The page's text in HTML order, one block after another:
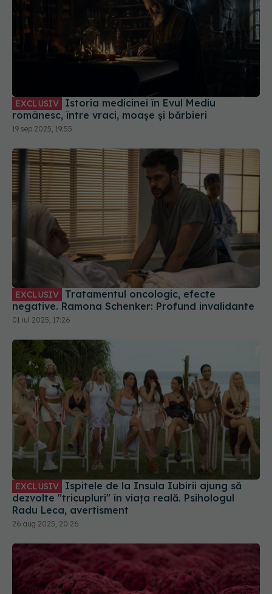
EXCLUSIV
românesc, între vraci, moașe și bărbieri
19 sep 2025, 19:55
EXCLUSIV
negative. Ramona Schenker: Profund invalidante
01 iul 2025, 17:26
EXCLUSIV
dezvolte "tricupluri" în viața reală. Psihologul
Radu Leca, avertisment
26 aug 2025, 20:26